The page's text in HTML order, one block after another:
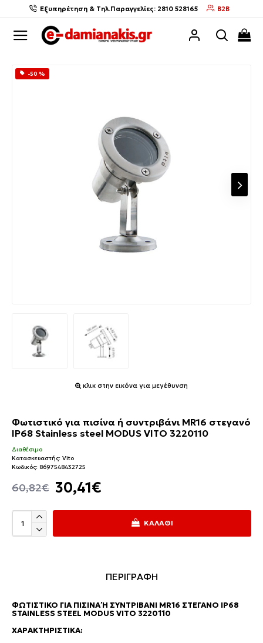
Εξυπηρέτηση & Τηλ.Παραγγελίες: 2810 528165 B2B
-50 %
κλικ στην εικόνα για μεγέθυνση
Φωτιστικό για πισίνα ή συντριβάνι MR16 στεγανό
IP68 Stainless steel MODUS VITO 3220110
30,41€
60,82€
Διαθέσιμο
Κατασκευαστής: Vito
Κωδικός: 8697548432725
ΚΑΛΆΘΙ
ΠΕΡΙΓΡΑΦΗ
ΦΩΤΙΣΤΙΚΌ ΓΙΑ ΠΙΣΊΝΑ Ή ΣΥΝΤΡΙΒΆΝΙ MR16 ΣΤΕΓΑΝΌ IP68 S
TAINLESS STEEL MODUS VITO 3220110
ΧΑΡΑΚΤΗΡΙΣΤΙΚΆ: